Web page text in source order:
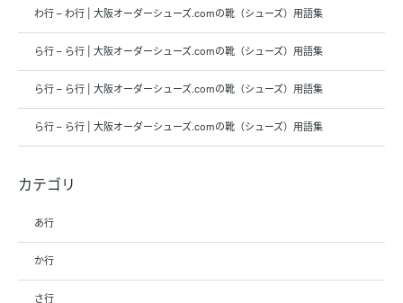
わ行 – わ行 | 大阪オーダーシューズ.comの靴（シューズ）用語集
ら行 – ら行 | 大阪オーダーシューズ.comの靴（シューズ）用語集
ら行 – ら行 | 大阪オーダーシューズ.comの靴（シューズ）用語集
ら行 – ら行 | 大阪オーダーシューズ.comの靴（シューズ）用語集
カテゴリ
あ行
か行
さ行